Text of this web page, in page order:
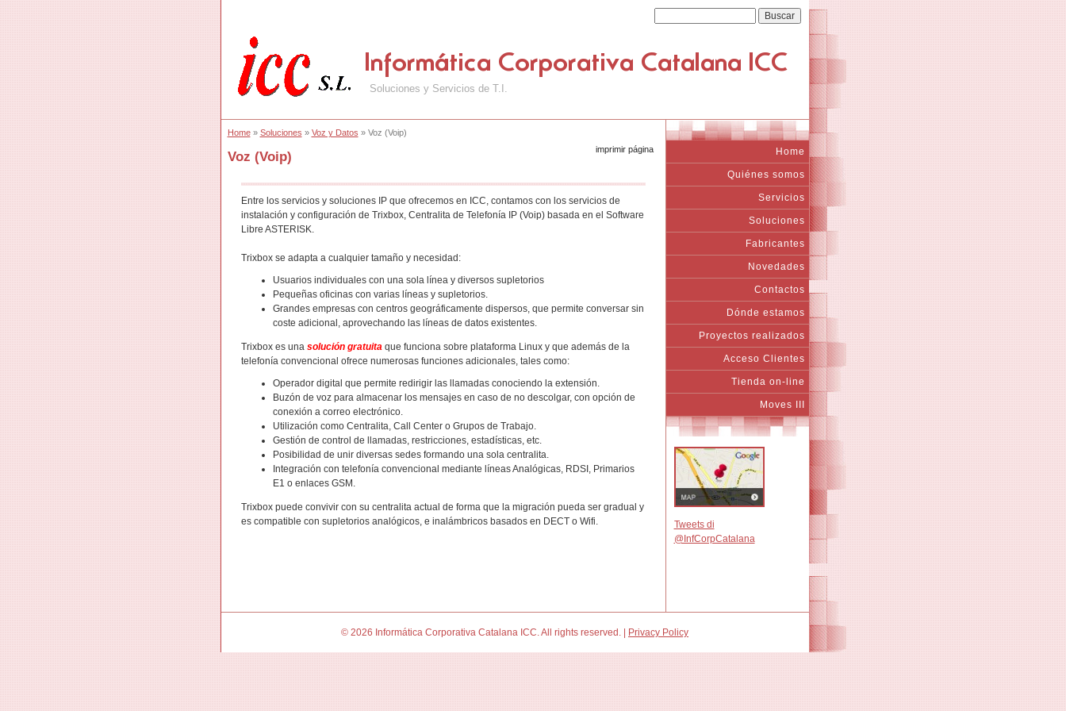
Soluciones y Servicios de T.I.
Home» Soluciones » Voz y Datos » Voz (Voip)
Voz (Voip) imprimir página
Entre los servicios y soluciones IP que ofrecemos en ICC, contamos con los servicios de
instalación y configuración de Trixbox, Centralita de Telefonía IP (Voip) basada en el Software
Libre ASTERISK.
Trixbox se adapta a cualquier tamaño y necesidad:
Usuarios individuales con una sola línea y diversos supletorios
Pequeñas oficinas con varias líneas y supletorios.
Grandes empresas con centros geográficamente dispersos, que permite conversar sin
coste adicional, aprovechando las líneas de datos existentes.
Trixbox es una solución gratuitaque funciona sobre plataforma Linux y que además de la
telefonía convencional ofrece numerosas funciones adicionales, tales como:
Operador digital que permite redirigir las llamadas conociendo la extensión.
Buzón de voz para almacenar los mensajes en caso de no descolgar, con opción de
conexión a correo electrónico.
Utilización como Centralita, Call Center o Grupos de Trabajo.
Gestión de control de llamadas, restricciones, estadísticas, etc.
Posibilidad de unir diversas sedes formando una sola centralita.
Integración con telefonía convencional mediante líneas Analógicas, RDSI, Primarios
E1 o enlaces GSM.
Trixbox puede convivir con su centralita actual de forma que la migración pueda ser gradual y
es compatible con supletorios analógicos, e inalámbricos basados en DECT o Wifi.
Home
Quiénes somos
Servicios
Soluciones
Fabricantes
Novedades
Contactos
Dónde estamos
Proyectos realizados
Acceso Clientes
Tienda on-line
Moves III
Tweets di
@InfCorpCatalana
© 2026 Informática Corporativa Catalana ICC. All rights reserved. | Privacy Policy